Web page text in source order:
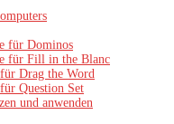
für Dominos
für Fill in the Blanc
Drag the Word
Question Set
und anwenden